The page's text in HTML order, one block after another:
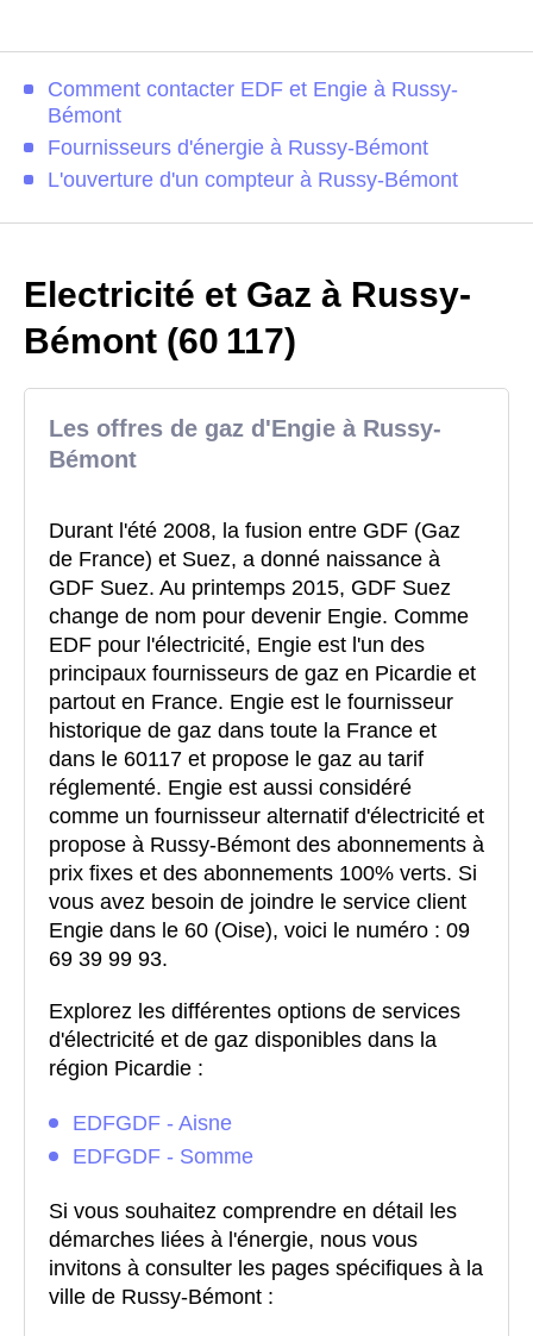
Comment contacter EDF et Engie à Russy-
Bémont
Fournisseurs d'énergie à Russy-Bémont
L'ouverture d'un compteur à Russy-Bémont
Electricité et Gaz à Russy-
Bémont (60 117)
Les offres de gaz d'Engie à Russy-
Bémont
Durant l'été 2008, la fusion entre GDF (Gaz
de France) et Suez, a donné naissance à
GDF Suez. Au printemps 2015, GDF Suez
change de nom pour devenir Engie. Comme
EDF pour l'électricité, Engie est l'un des
principaux fournisseurs de gaz en Picardie et
partout en France. Engie est le fournisseur
historique de gaz dans toute la France et
dans le 60117 et propose le gaz au tarif
réglementé. Engie est aussi considéré
comme un fournisseur alternatif d'électricité et
propose à Russy-Bémont des abonnements à
prix fixes et des abonnements 100% verts. Si
vous avez besoin de joindre le service client
Engie dans le 60 (Oise), voici le numéro : 09
69 39 99 93.
Explorez les différentes options de services
d'électricité et de gaz disponibles dans la
région Picardie :
EDFGDF - Aisne
EDFGDF - Somme
Si vous souhaitez comprendre en détail les
démarches liées à l'énergie, nous vous
invitons à consulter les pages spécifiques à la
ville de Russy-Bémont :